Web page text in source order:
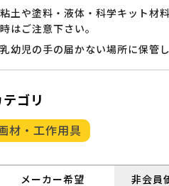
粘土や塗料・液体・科学キット材
時はご注意下さい。
乳幼児の手の届かない場所に保管
ゴリ
材・工作用具
メーカー希望
非会員